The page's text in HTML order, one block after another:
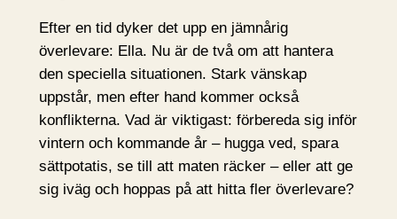
Efter en tid dyker det upp en jämnårig
överlevare: Ella. Nu är de två om att hantera
den speciella situationen. Stark vänskap
uppstår, men efter hand kommer också
konflikterna. Vad är viktigast: förbereda sig inför
vintern och kommande år – hugga ved, spara
sättpotatis, se till att maten räcker – eller att ge
sig iväg och hoppas på att hitta fler överlevare?